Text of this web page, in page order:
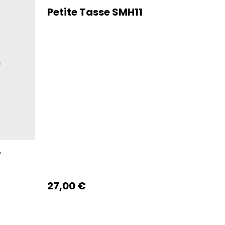
Petite Tasse SMH11
27,00 €